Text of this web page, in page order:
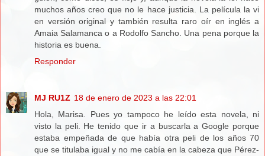
muchos años creo que no le hace justicia. La película la vi
en versión original y también resulta raro oír en inglés a
Amaia Salamanca o a Rodolfo Sancho. Una pena porque la
historia es buena.
Responder
MJ RU1Z 18 de enero de 2023 a las 22:01
Hola, Marisa. Pues yo tampoco he leído esta novela, ni
visto la peli. He tenido que ir a buscarla a Google porque
estaba empeñada de que había otra peli de los años 70
que se titulaba igual y no me cabía en la cabeza que Pérez-